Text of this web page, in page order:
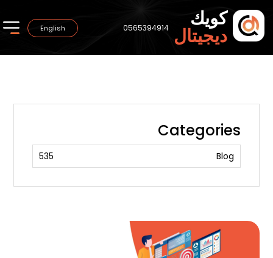
كويك
ديجيتال 0565394914
English
Categories
Blog
535